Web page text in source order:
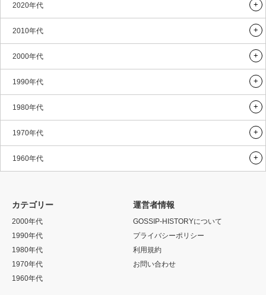
2020年代
2010年代
2000年代
1990年代
1980年代
1970年代
1960年代
カテゴリー
2000年代
1990年代
1980年代
1970年代
1960年代
運営者情報
GOSSIP-HISTORYについて
プライバシーポリシー
利用規約
お問い合わせ